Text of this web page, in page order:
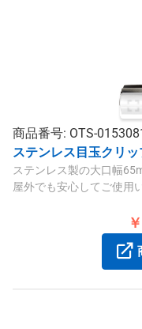
商品番号: OTS-
ステンレス目玉ク
ステンレス製の大口幅
屋外でも安心してご使用
久性を持ち、工場や厨房